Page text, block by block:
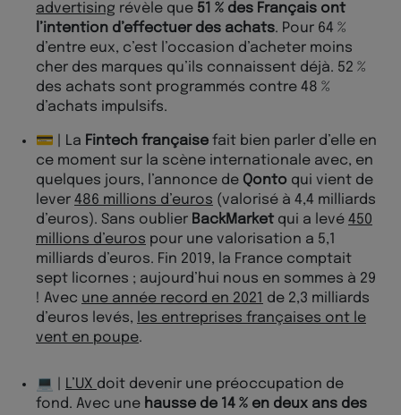
advertising révèle que 51 % des Français ont
l’intention d’effectuer des achats. Pour 64 %
d’entre eux, c’est l’occasion d’acheter moins
cher des marques qu’ils connaissent déjà. 52 %
des achats sont programmés contre 48 %
d’achats impulsifs.
💳 | La Fintech française fait bien parler d’elle en
ce moment sur la scène internationale avec, en
quelques jours, l’annonce de Qonto qui vient de
lever 486 millions d’euros (valorisé à 4,4 milliards
d’euros). Sans oublier BackMarket qui a levé 450
millions d’euros pour une valorisation a 5,1
milliards d’euros. Fin 2019, la France comptait
sept licornes ; aujourd’hui nous en sommes à 29
! Avec une année record en 2021 de 2,3 milliards
d’euros levés, les entreprises françaises ont le
vent en poupe.
💻 | L’UX doit devenir une préoccupation de
fond. Avec une hausse de 14 % en deux ans des